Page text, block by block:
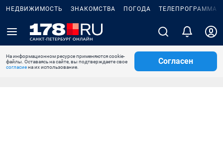
НЕДВИЖИМОСТЬ ЗНАКОМСТВА ПОГОДА ТЕЛЕПРОГРАММА
На информационном ресурсе применяются cookie-
файлы. Оставаясь на сайте, вы подтверждаете свое
согласиена их использование.
Согласен